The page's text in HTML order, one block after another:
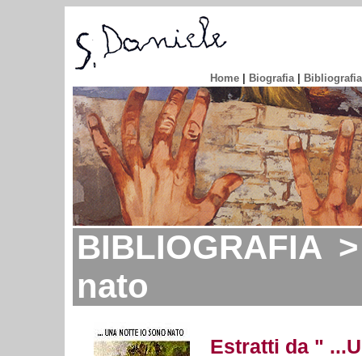
Home Biografia| Bibliografia
BIBLIOGRAFIA
nato
Estratti da "